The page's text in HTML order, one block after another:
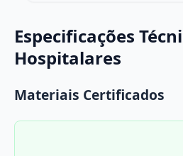
Especificações
Hospitalares
Materiais Certificados